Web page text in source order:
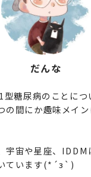
だんな
糖尿病のことにつ
の間にか趣味メイン
宇宙や星座、IDDM
ています(*´з`)